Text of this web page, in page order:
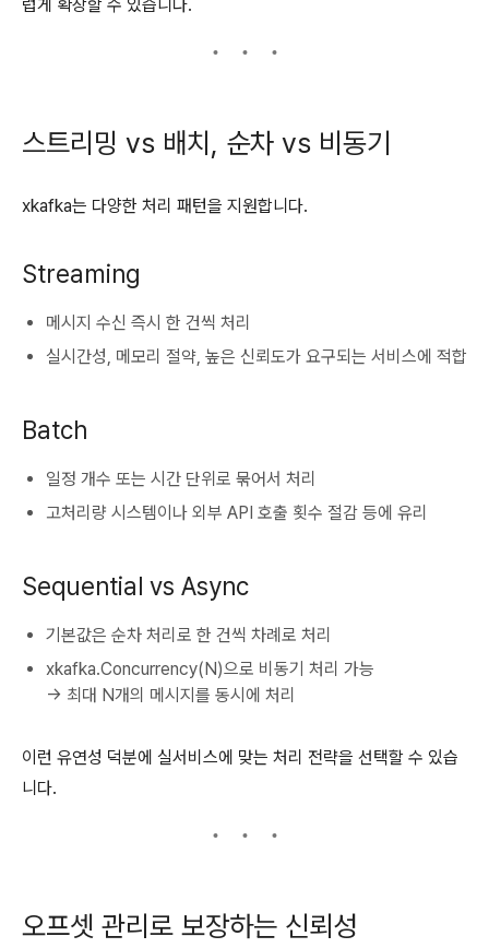
럽게 확장할 수 있습니다.
스트리밍 vs 배치, 순차 vs 비동기
xkafka는 다양한 처리 패턴을 지원합니다.
Streaming
메시지 수신 즉시 한 건씩 처리
실시간성, 메모리 절약, 높은 신뢰도가 요구되는 서비스에 적합
Batch
일정 개수 또는 시간 단위로 묶어서 처리
고처리량 시스템이나 외부 API 호출 횟수 절감 등에 유리
Sequential vs Async
기본값은 순차 처리로 한 건씩 차례로 처리
xkafka.Concurrency(N)으로 비동기 처리 가능
→ 최대 N개의 메시지를 동시에 처리
이런 유연성 덕분에 실서비스에 맞는 처리 전략을 선택할 수 있습
니다.
오프셋 관리로 보장하는 신뢰성